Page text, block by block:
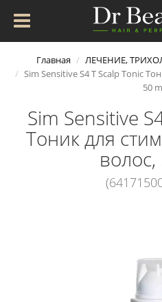
Главная ЛЕЧЕНИЕ,
Sim Sensitive S4 T Scalp Tonic
50
Sim Sensitive
Тоник для